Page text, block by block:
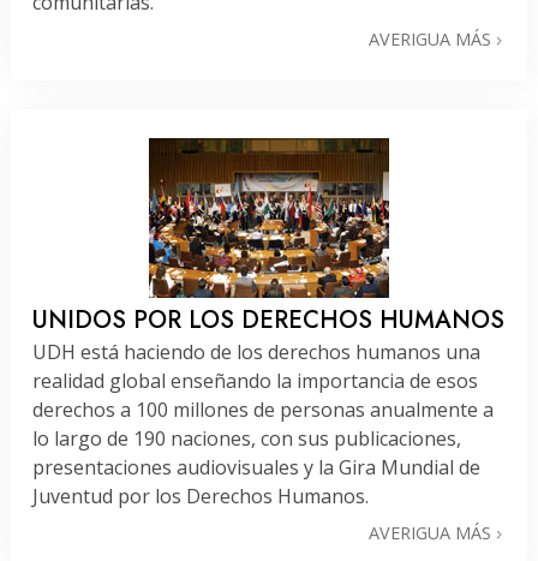
AVERIGUA MÁS
UNIDOS POR LOS DERECHOS HUMANOS
UDH está haciendo de los derechos humanos una
realidad global enseñando la importancia de esos
derechos a 100 millones de personas anualmente a
lo largo de 190 naciones, con sus publicaciones,
presentaciones audiovisuales y la Gira Mundial de
Juventud por los Derechos Humanos.
AVERIGUA MÁS